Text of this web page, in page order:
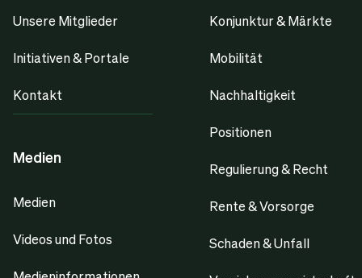
Unsere Mitglieder
Initiativen & Portale
Kontakt
Medien
Medien
Videos und Fotos
Konjunktur & Märkte
Mobilität
Nachhaltigkeit
Positionen
Regulierung & Recht
Rente & Vorsorge
Schaden & Unfall